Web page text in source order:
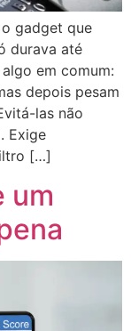
gadget que
durava até
em comum:
depois pesam
las não
Exige
[…]
um